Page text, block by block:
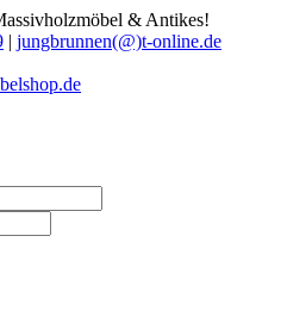
& Antikes!
| jungbrunnen(@)t-online.de